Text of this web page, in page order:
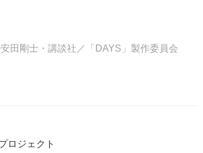
田剛士・講談社／「DAYS」製作委員会
ロジェクト